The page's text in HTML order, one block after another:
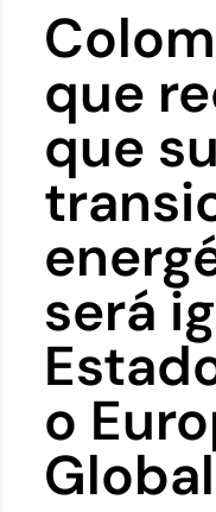
que
que su
será
o
Global